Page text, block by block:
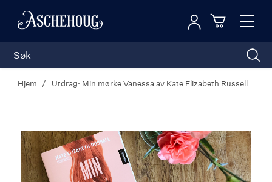
Toggle
Logg inn
Hjem Utdrag: Min mørke Vanessa av Kate Elizabeth Russell